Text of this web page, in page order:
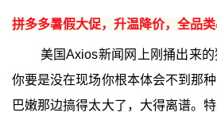
拼多多暑假大促，升温降价，全品
美国Axios新闻网上刚捅出来的
你要是没在现场你根本体会不到那
巴嫩那边搞得太大了，大得离谱。